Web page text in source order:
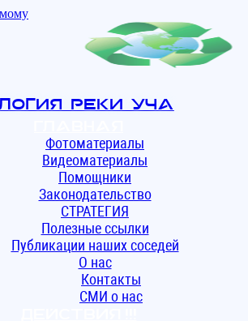
реки Уча
Фотоматериалы
Видеоматериалы
Помощники
Законодательство
СТРАТЕГИЯ
Полезные ссылки
Публикации наших соседей
О нас
Контакты
СМИ о нас